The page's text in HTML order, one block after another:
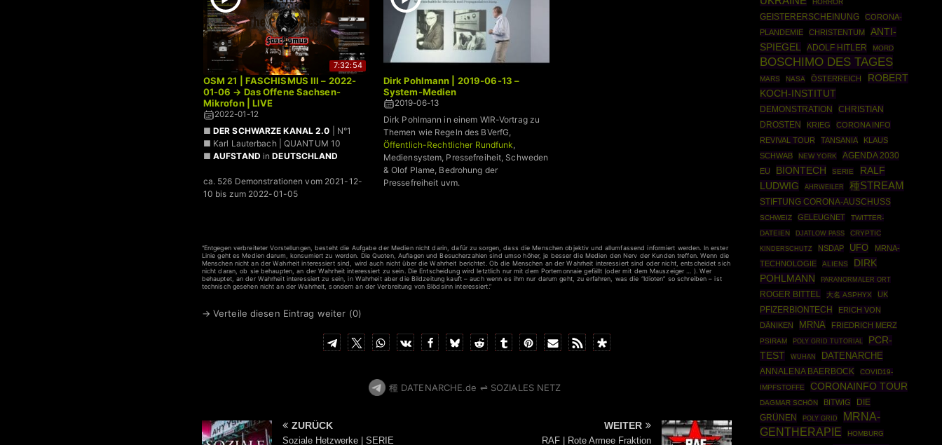
7:32:54
OSM 21 | FASCHISMUS III – 2022-
01-06 → Das Offene Sachsen-
Mikrofon | LIVE
2022-01-12
■ DER SCHWARZE KANAL 2.0 | N°1
■ Karl Lauterbach | QUANTUM 10
■ AUFSTAND inDEUTSCHLAND
ca. 526 Demonstrationen vom 2021-12-
10 bis zum 2022-01-05
Dirk Pohlmann | 2019-06-13 –
System-Medien
2019-06-13
Dirk Pohlmann in einem WIR-Vortrag zu
Themen wie Regeln des BVerfG,
Öffentlich-Rechtlicher Rundfunk,
Mediensystem, Pressefreiheit, Schweden
& Olof Plame, Bedrohung der
Pressefreiheit uvm.
“Entgegen verbreiteter Vorstellungen, besteht die Aufgabe der Medien nicht darin, dafür zu sorgen, dass die Menschen objektiv und allumfassend informiert werden. In erster
Linie geht es Medien darum, konsumiert zu werden. Die Quoten, Auflagen und Besucherzahlen sind umso höher, je besser die Medien den Nerv der Kunden treffen. Wenn die
Menschen nicht an der Wahrheit interessiert sind, wird auch nicht über die Wahrheit berichtet. Ob die Menschen an der Wahrheit interessiert sind oder nicht, entscheidet sich
nicht daran, ob sie behaupten, an der Wahrheit interessiert zu sein. Die Entscheidung wird letztlich nur mit dem Portemonnaie gefällt (oder mit dem Mauszeiger … ). Wer
behauptet, an der Wahrheit interessiert zu sein, in Wahrheit aber die Bildzeitung kauft – auch wenn es ihm nur darum geht, zu erfahren, was die “Idioten” so schreiben – ist
technisch gesehen nicht an der Wahrheit, sondern an der Verbreitung von Blödsinn interessiert.”
→ Verteile diesen Eintrag weiter (0)
種 DATENARCHE.de ⇌ SOZIALES NETZ
ZURÜCK
Soziale Hetzwerke | SERIE
WEITER
RAF | Rote Armee Fraktion
HORROR
GEISTERERSCHEINUNG
CORONA-
PLANDEMIE
CHRISTENTUM
ANTI-
SPIEGEL ADOLF HITLER MORD
BOSCHIMO DES TAGES
MARS NASA ÖSTERREICH
ROBERT
KOCH-INSTITUT
DEMONSTRATION
CHRISTIAN
DROSTEN
KRIEG
CORONA INFO
REVIVAL TOUR
TANSANIA
KLAUS
SCHWAB
NEW YORK AGENDA 2030
EU BIONTECH SERIE
RALF
LUDWIG
AHRWEILER 種STREAM
STIFTUNG CORONA-AUSCHUSS
SCHWEIZ GELEUGNET
TWITTER-
DATEIEN
DJATLOW PASS CRYPTIC
KINDERSCHUTZ NSDAP UFO
MRNA-
TECHNOLOGIE
ALIENS
DIRK
POHLMANN
PARANORMALER ORT
ROGER BITTEL 大名 ASPHYX UK
PFIZERBIONTECH
ERICH VON
DÄNIKEN
MRNA FRIEDRICH MERZ
PSIRAM POLY GRID TUTORIAL
PCR-
TEST
WUHAN DATENARCHE
ANNALENA BAERBOCK
COVID19-
IMPFSTOFFE
CORONAINFO TOUR
DAGMAR SCHÖN BITWIG
DIE
GRÜNEN
POLY GRID
MRNA-
GENTHERAPIE
HOMBURG